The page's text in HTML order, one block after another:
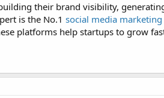
their brand visibility,
is the No.1 social media
platforms help startups to grow